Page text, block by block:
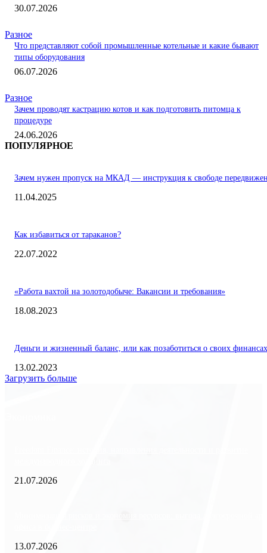
30.07.2026
Разное
Что представляют собой промышленные котельные и какие бывают
типы оборудования
06.07.2026
Разное
Зачем проводят кастрацию котов и как подготовить питомца к
процедуре
24.06.2026
ПОПУЛЯРНОЕ
Зачем нужен пропуск на МКАД — инструкция к свободе
11.04.2025
Как избавиться от тараканов?
22.07.2022
«Работа вахтой на золотодобыче: Вакансии и требования»
18.08.2023
Деньги и жизненный баланс, или как позаботиться о своих финансах
13.02.2023
Загрузить больше
21.07.2026
13.07.2026